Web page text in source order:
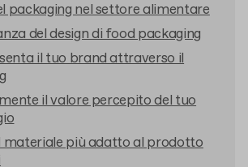
packaging nel settore alimentare
del design di food packaging
il tuo brand attraverso il
il valore percepito del tuo
materiale più adatto al prodotto